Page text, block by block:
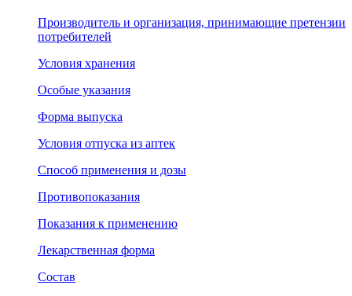
Производитель и организация, принимающие претензии
потребителей
Условия хранения
Особые указания
Форма выпуска
Условия отпуска из аптек
Способ применения и дозы
Противопоказания
Показания к применению
Лекарственная форма
Состав